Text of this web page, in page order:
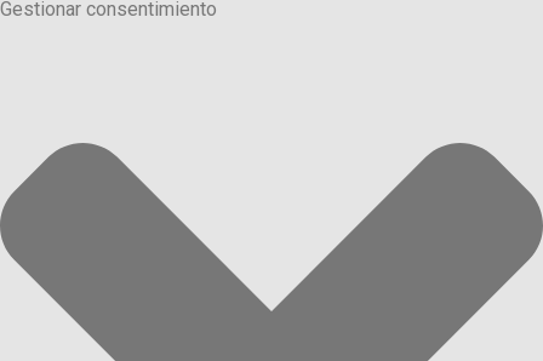
Gestionar consentimiento